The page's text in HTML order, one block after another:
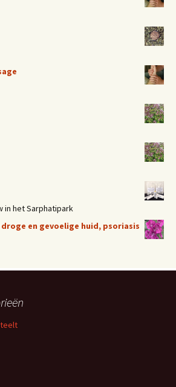
in het Sarphatipark
en gevoelige huid, psoriasis